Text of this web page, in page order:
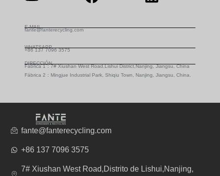
E-MAIL
fante@fanterecycling.com
WHATSAPP
+86 137 7096 3575
DIRECCIÓN
Fábrica 1：7# Xiushan West Road,Lishui District,Nanjing, Jiangsu, China
Fábrica 2：Mingjue Industrial Park, Shiqiu Town, Nanjing, Jiangsu, China.
fante@fanterecycling.com
+86 137 7096 3575
7# Xiushan West Road,Distrito de Lishui,Nanjing,